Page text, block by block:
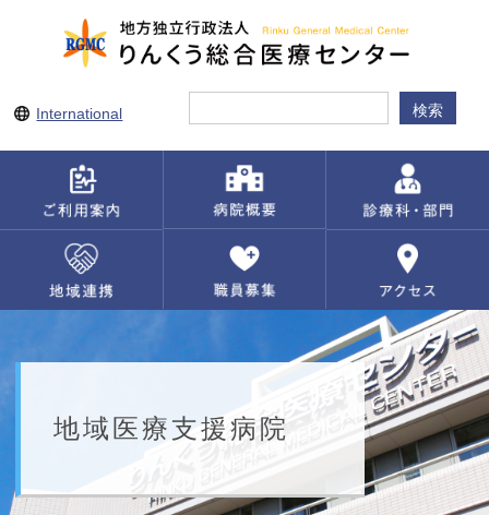
International
地域医療支援病院